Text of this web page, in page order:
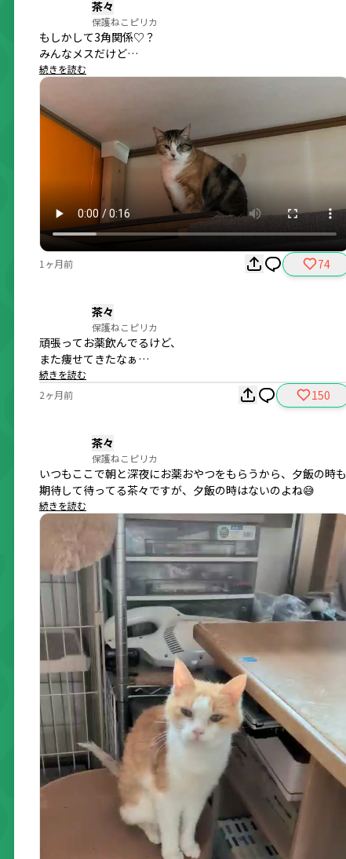
茶々
保護ねこピリカ
もしかして3角関係♡？
みんなメスだけど…
続きを読む
1ヶ月前 74
茶々
保護ねこピリカ
頑張ってお薬飲んでるけど、
また痩せてきたなぁ…
続きを読む
2ヶ月前
150
茶々
保護ねこピリカ
いつもここで朝と深夜にお薬おやつをもらうから、夕飯の時も
期待して待ってる茶々ですが、夕飯の時はないのよね😅
続きを読む